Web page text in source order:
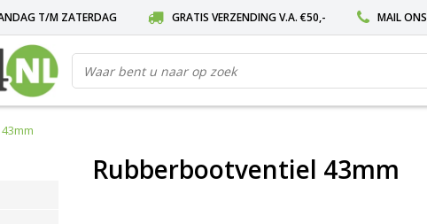
T/M ZATERDAG GRATIS VERZENDING V.A. €50,- MAIL ONS
Rubberbootventiel 43mm